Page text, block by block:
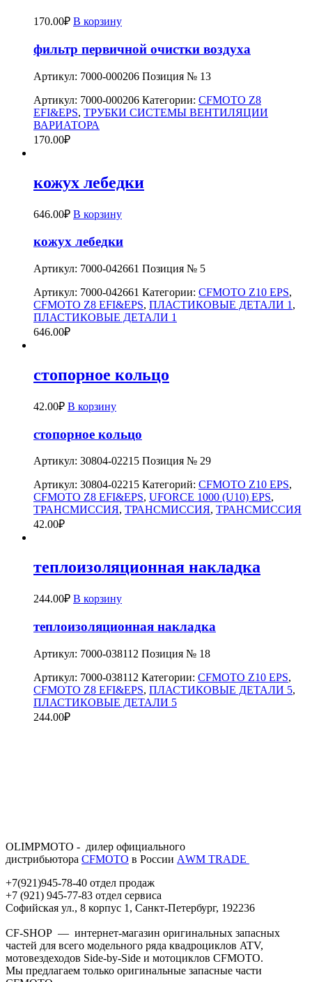
170.00₽ В корзину
фильтр первичной очистки воздуха
Артикул: 7000-000206 Позиция № 13
Артикул: 7000-000206 Категории: CFMOTO Z8
EFI&EPS, ТРУБКИ СИСТЕМЫ ВЕНТИЛЯЦИИ
ВАРИАТОРА
170.00₽
кожух лебедки
646.00₽ В корзину
кожух лебедки
Артикул: 7000-042661 Позиция № 5
Артикул: 7000-042661 Категории: CFMOTO Z10 EPS,
CFMOTO Z8 EFI&EPS, ПЛАСТИКОВЫЕ ДЕТАЛИ 1 ,
ПЛАСТИКОВЫЕ ДЕТАЛИ 1
646.00₽
стопорное кольцо
42.00₽ В корзину
стопорное кольцо
Артикул: 30804-02215 Позиция № 29
Артикул: 30804-02215 Категорий: CFMOTO Z10 EPS,
CFMOTO Z8 EFI&EPS, UFORCE 1000 (U10) EPS,
ТРАНСМИССИЯ, ТРАНСМИССИЯ, ТРАНСМИССИЯ
42.00₽
теплоизоляционная накладка
244.00₽ В корзину
теплоизоляционная накладка
Артикул: 7000-038112 Позиция № 18
Артикул: 7000-038112 Категории: CFMOTO Z10 EPS,
CFMOTO Z8 EFI&EPS, ПЛАСТИКОВЫЕ ДЕТАЛИ 5,
ПЛАСТИКОВЫЕ ДЕТАЛИ 5
244.00₽
OLIMPMOTO - дилер официального
дистрибьютора CFMOTO в России АWМ TRADE
+7(921)945-78-40 отдел продаж
+7 (921) 945-77-83 отдел сервиса
Софийская ул., 8 корпус 1, Санкт-Петербург, 192236
CF-SHOP — интернет-магазин оригинальных запасных
частей для всего модельного ряда квадроциклов ATV,
мотовездеходов Side-by-Side и мотоциклов CFMOTO.
Мы предлагаем только оригинальные запасные части